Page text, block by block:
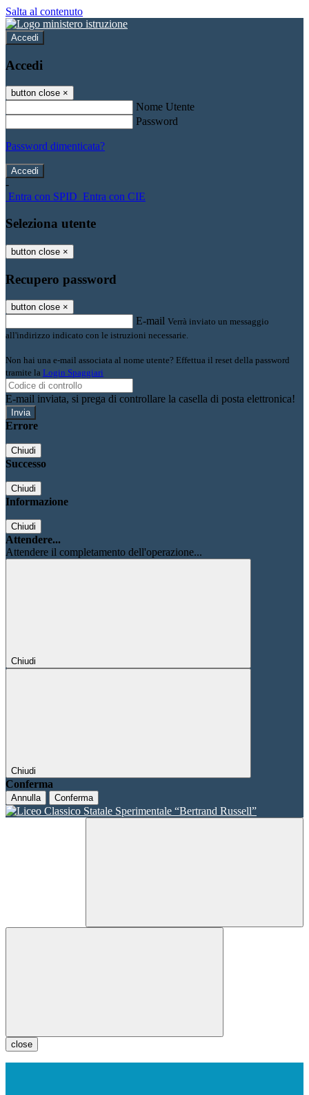
Salta al contenuto
Accedi
Accedi
button close ×
Nome Utente
Password
Password dimenticata?
-
Entra con SPID Entra con CIE
Seleziona utente
button close ×
Recupero password
button close ×
E-mail Verrà inviato un messaggio
all'indirizzo indicato con le istruzioni necessarie.
Non hai una e-mail associata al nome utente? Effettua il reset della password
tramite la Login Spaggiari
E-mail inviata, si prega di controllare la casella di posta elettronica!
Errore
Chiudi
Successo
Chiudi
Informazione
Chiudi
Attendere...
Attendere il completamento dell'operazione...
Chiudi
Chiudi
Conferma
Annulla Conferma
close